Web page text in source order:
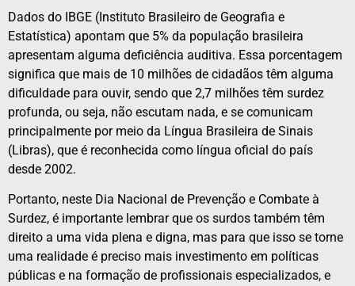
Dados do IBGE (Instituto Brasileiro de Geografia e
Estatística) apontam que 5% da população brasileira
apresentam alguma deficiência auditiva. Essa porcentagem
significa que mais de 10 milhões de cidadãos têm alguma
dificuldade para ouvir, sendo que 2,7 milhões têm surdez
profunda, ou seja, não escutam nada, e se comunicam
principalmente por meio da Língua Brasileira de Sinais
(Libras), que é reconhecida como língua oficial do país
desde 2002.
Portanto, neste Dia Nacional de Prevenção e Combate à
Surdez, é importante lembrar que os surdos também têm
direito a uma vida plena e digna, mas para que isso se torne
uma realidade é preciso mais investimento em políticas
públicas e na formação de profissionais especializados, e